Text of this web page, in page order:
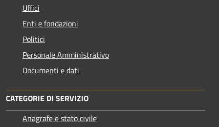
Uffici
Enti e fondazioni
Politici
Personale Amministrativo
Documenti e dati
CATEGORIE DI SERVIZIO
Anagrafe e stato civile